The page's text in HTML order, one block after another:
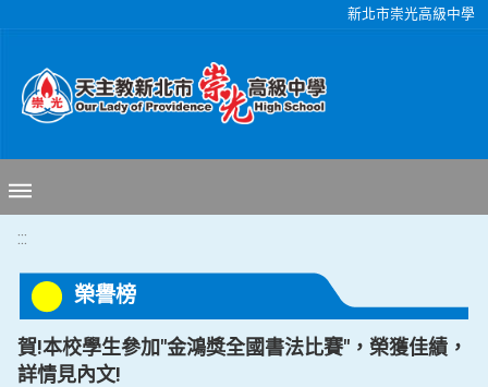
新北市崇光高級中學
:::
榮譽榜
賀!本校學生參加"金鴻獎全國書法比賽"，榮獲佳績，
詳情見內文!